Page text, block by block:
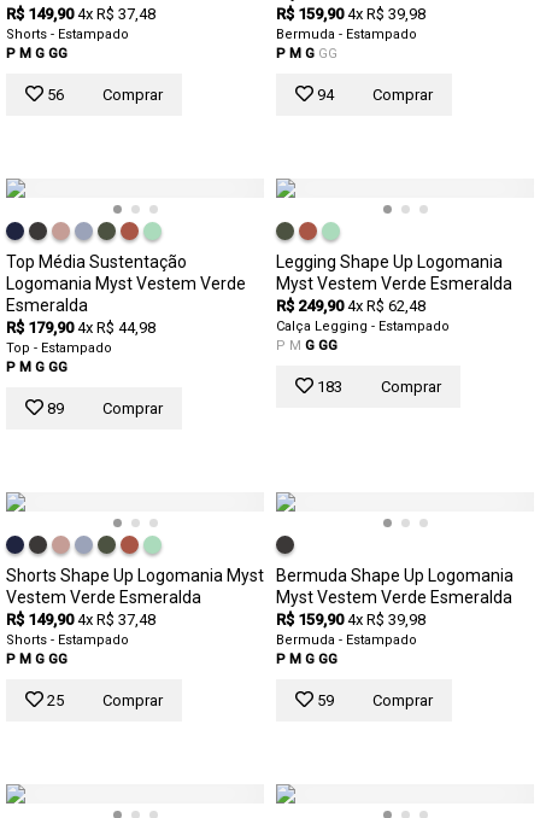
R$ 149,90 4x R$ 37,48
Shorts - Estampado
P M G GG
56 Comprar
R$ 159,90 4x R$ 39,98
Bermuda - Estampado
P M G GG
94 Comprar
Top Média Sustentação
Logomania Myst Vestem Verde
Esmeralda
R$ 179,90 4x R$ 44,98
Top - Estampado
P M G GG
89 Comprar
Legging Shape Up Logomania
Myst Vestem Verde Esmeralda
R$ 249,90 4x R$ 62,48
Calça Legging - Estampado
P M G GG
183 Comprar
Shorts Shape Up Logomania Myst
Vestem Verde Esmeralda
R$ 149,90 4x R$ 37,48
Shorts - Estampado
P M G GG
25 Comprar
Bermuda Shape Up Logomania
Myst Vestem Verde Esmeralda
R$ 159,90 4x R$ 39,98
Bermuda - Estampado
P M G GG
59 Comprar